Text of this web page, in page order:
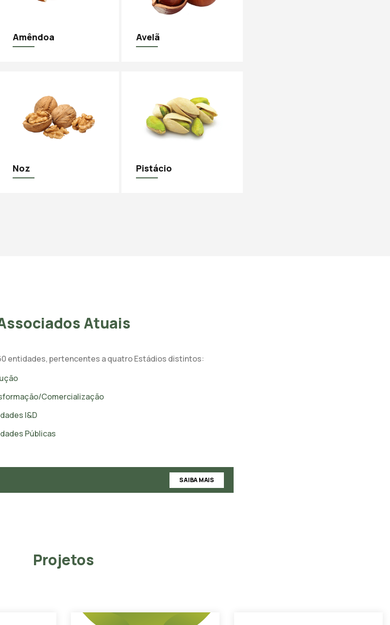
Amêndoa Avelã
Noz Pistácio
Atuais
entidades, pertencentes a quatro Estádios distintos:
Comercialização
I&D
Públicas
SAIBA MAIS
Projetos